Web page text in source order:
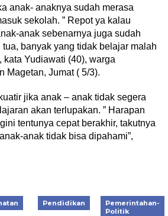
anak- anaknya sudah merasa
sekolah. ” Repot ya kalau
anak sebenarnya juga sudah
banyak yang tidak belajar malah
kata Yudiawati (40), warga
Magetan, Jumat ( 5/3).
jika anak – anak tidak segera
akan terlupakan. ” Harapan
tentunya cepat berakhir, takutnya
anak tidak bisa dipahami”,
Pendidikan
Pemerintahan-
Politik